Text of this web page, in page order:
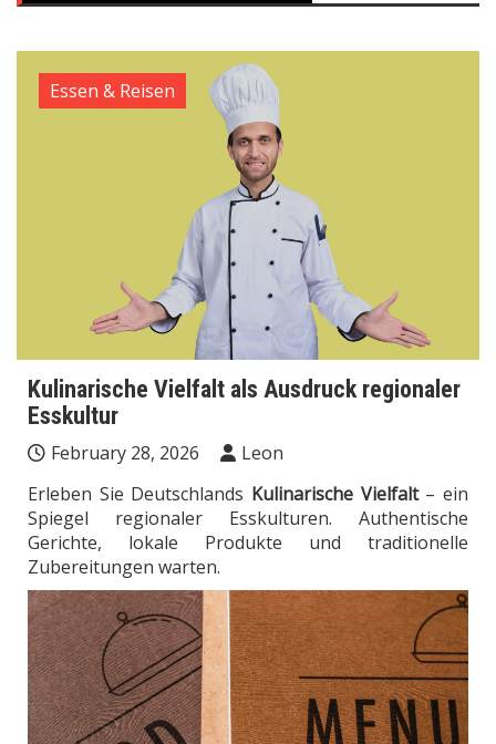
Essen & Reisen
Kulinarische Vielfalt als Ausdruck regionaler
Esskultur
February 28, 2026
Leon
Erleben Sie Deutschlands Kulinarische Vielfalt– ein
Spiegel regionaler Esskulturen. Authentische
Gerichte, lokale Produkte und traditionelle
Zubereitungen warten.